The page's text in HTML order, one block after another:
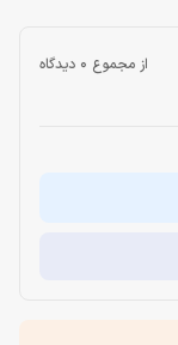
از مجموع 0 دیدگاه